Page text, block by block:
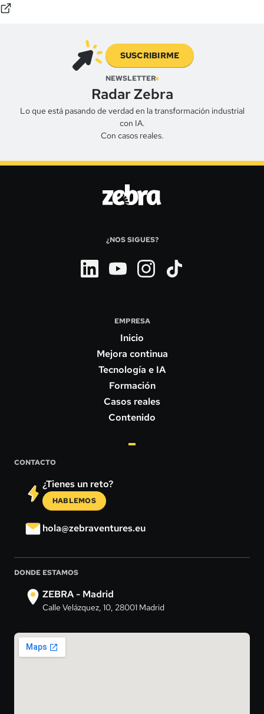
SUSCRIBIRME
NEWSLETTER
Radar Zebra
Lo que está pasando de verdad en la transformación industrial
con IA.
Con casos reales.
¿NOS SIGUES?
EMPRESA
Inicio
Mejora continua
Tecnología e IA
Formación
Casos reales
Contenido
CONTACTO
¿Tienes un reto?
HABLEMOS
hola@zebraventures.eu
DONDE ESTAMOS
ZEBRA - Madrid
Calle Velázquez, 10, 28001 Madrid